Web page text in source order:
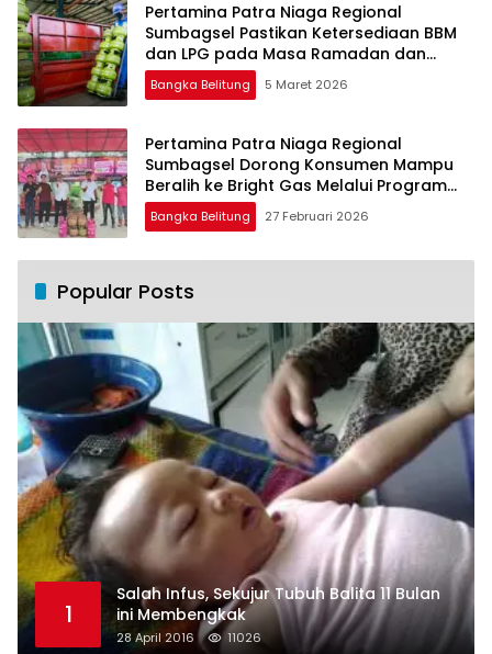
Pertamina Patra Niaga Regional
Sumbagsel Pastikan Ketersediaan BBM
dan LPG pada Masa Ramadan dan
Menjelang Idulfitri
Bangka Belitung 5 Maret 2026
Pertamina Patra Niaga Regional
Sumbagsel Dorong Konsumen Mampu
Beralih ke Bright Gas Melalui Program
Trade In di Belitung Timur
Bangka Belitung 27 Februari 2026
Popular Posts
1
Salah Infus, Sekujur Tubuh Balita 11 Bulan
ini Membengkak
28 April 2016 11026